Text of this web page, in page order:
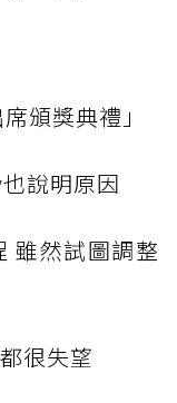
頒獎典禮」
說明原因
雖然試圖調整
很失望